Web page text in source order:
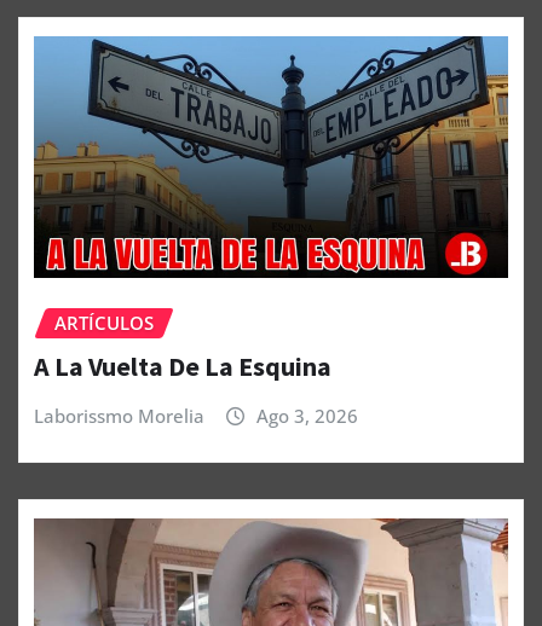
ARTÍCULOS
A La Vuelta De La Esquina
Laborissmo Morelia Ago 3, 2026